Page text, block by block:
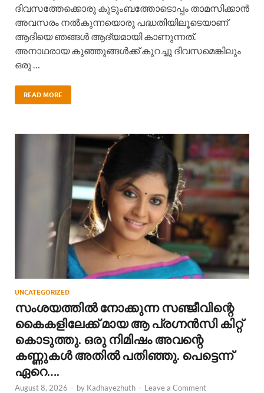
ദിവസത്തേക്കൊരു കുടുംബത്തോടൊപ്പം താമസിക്കാൻ
അവസരം നൽകുന്നയൊരു പദ്ധതിയിലൂടെയാണ്
ആദിയെ ഞങ്ങൾ ആദ്യമായി കാണുന്നത്.
അനാഥരായ കുഞ്ഞുങ്ങൾക്ക് കുറച്ചു ദിവസമെങ്കിലും
ഒരു …
READ MORE
UNCATEGORIZED
സംശയത്തിൽ നോക്കുന്ന സഞ്ജീവിന്റെ
കൈകളിലേക്ക് മായ ആ പ്രഗ്നൻസി കിറ്റ്
കൊടുത്തു. ഒരു നിമിഷം അവന്റെ
കണ്ണുകൾ അതിൽ പതിഞ്ഞു. പെട്ടെന്ന്
ഏറെ….
August 8, 2026 - by Kadhayezhuth - Leave a Comment